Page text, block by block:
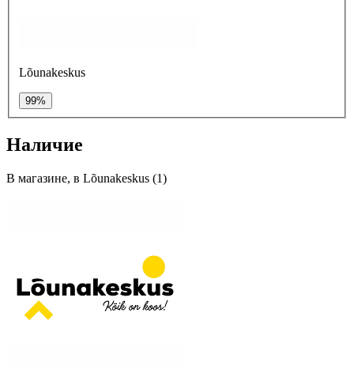
Lõunakeskus
99%
Наличие
В магазине, в Lõunakeskus (1)